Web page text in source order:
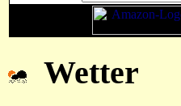
Wetter